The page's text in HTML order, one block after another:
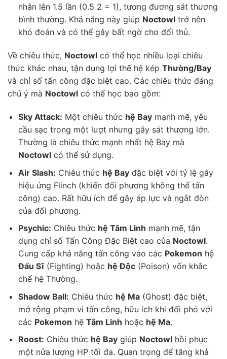
nhân lên 1.5 lần (0.5 2 = 1), tương đương sát thương
bình thường. Khả năng này giúp Noctowltrở nên
khó đoán và có thể gây bất ngờ cho đối thủ.
Về chiêu thức, Noctowl có thể học nhiều loại chiêu
thức khác nhau, tận dụng lợi thế hệ kép Thường/Bay
và chỉ số tấn công đặc biệt cao. Các chiêu thức đáng
chú ý mà Noctowl có thể học bao gồm:
Sky Attack: Một chiêu thức hệ Baymạnh mẽ, yêu
cầu sạc trong một lượt nhưng gây sát thương lớn.
Thường là chiêu thức mạnh nhất hệ Bay mà
Noctowlcó thể sử dụng.
Air Slash: Chiêu thức hệ Bayđặc biệt với tỷ lệ gây
hiệu ứng Flinch (khiến đối phương không thể tấn
công) cao. Rất hữu ích để gây áp lực và ngắt đòn
của đối phương.
Psychic: Chiêu thức hệ Tâm Linh mạnh mẽ, tận
dụng chỉ số Tấn Công Đặc Biệt cao của Noctowl.
Cung cấp khả năng tấn công vào các Pokemon hệ
Đấu Sĩ(Fighting) hoặc hệ Độc(Poison) vốn khắc
chế hệ Thường.
Shadow Ball: Chiêu thức hệ Ma(Ghost) đặc biệt,
mở rộng phạm vi tấn công, hữu ích khi đối phó với
các Pokemon hệ Tâm Linh hoặc hệ Ma.
Roost: Chiêu thức hệ Baygiúp Noctowlhồi phục
một nửa lượng HP tối đa. Quan trọng để tăng khả